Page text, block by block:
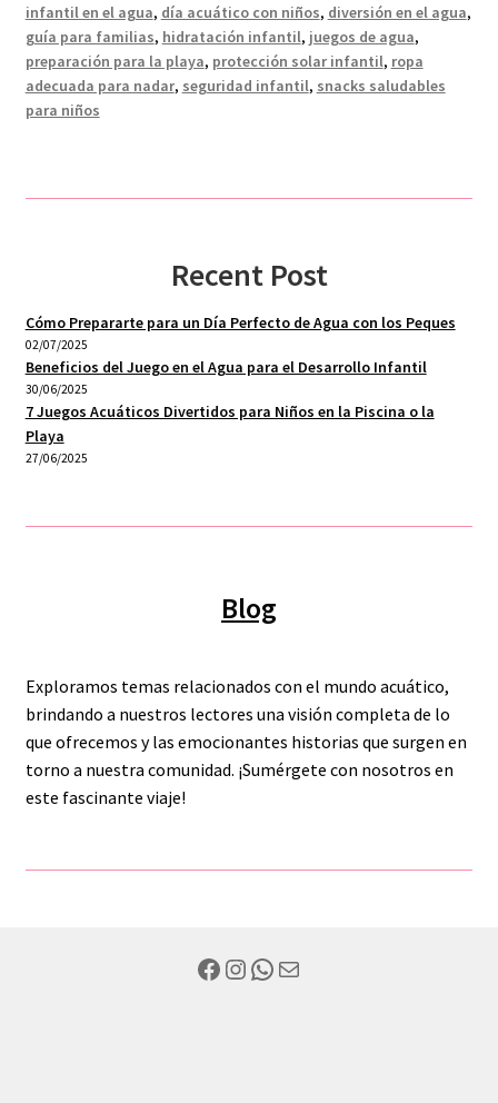
infantil en el agua, día acuático con niños, diversión en el agua,
guía para familias, hidratación infantil, juegos de agua,
preparación para la playa, protección solar infantil, ropa
adecuada para nadar, seguridad infantil, snacks saludables
para niños
Recent Post
Cómo Prepararte para un Día Perfecto de Agua con los Peques
02/07/2025
Beneficios del Juego en el Agua para el Desarrollo Infantil
30/06/2025
7 Juegos Acuáticos Divertidos para Niños en la Piscina o la
Playa
27/06/2025
Blog
Exploramos temas relacionados con el mundo acuático,
brindando a nuestros lectores una visión completa de lo
que ofrecemos y las emocionantes historias que surgen en
torno a nuestra comunidad. ¡Sumérgete con nosotros en
este fascinante viaje!
Facebook
Instagram
WhatsApp
Mail